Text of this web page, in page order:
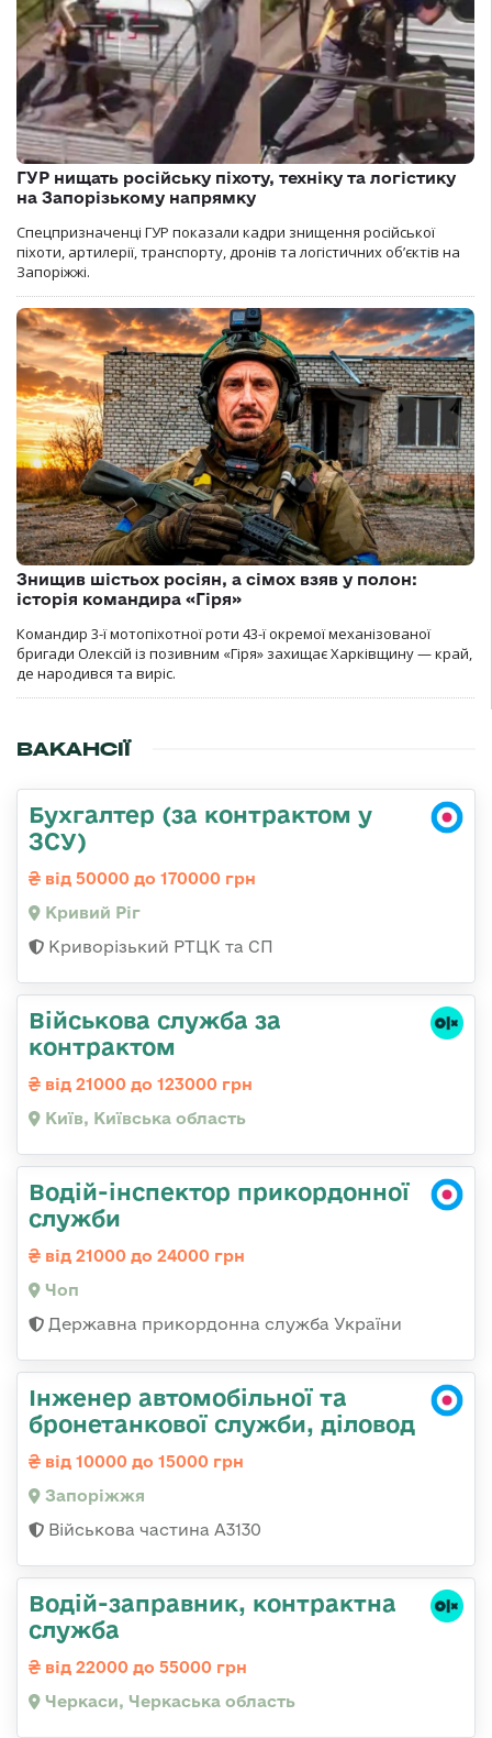
ГУР нищать російську піхоту, техніку та логістику
на Запорізькому напрямку
Спецпризначенці ГУР показали кадри знищення російської
піхоти, артилерії, транспорту, дронів та логістичних об’єктів на
Запоріжжі.
Знищив шістьох росіян, а сімох взяв у полон:
історія командира «Гіря»
Командир 3-ї мотопіхотної роти 43-ї окремої механізованої
бригади Олексій із позивним «Гіря» захищає Харківщину — край,
де народився та виріс.
ВАКАНСІЇ
Бухгалтер (за контрактом у
ЗСУ)
від 50000 до 170000 грн
Кривий Ріг
Криворізький РТЦК та СП
Військова служба за
контрактом
від 21000 до 123000 грн
Київ, Київська область
Водій-інспектор прикордонної
служби
від 21000 до 24000 грн
Чоп
Державна прикордонна служба України
Інженер автомобільної та
бронетанкової служби, діловод
від 10000 до 15000 грн
Запоріжжя
Військова частина А3130
Водій-заправник, контрактна
служба
від 22000 до 55000 грн
Черкаси, Черкаська область